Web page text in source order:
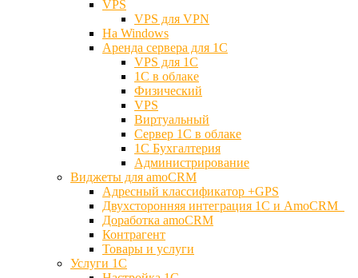
VPS
VPS для VPN
На Windows
Аренда сервера для 1С
VPS для 1С
1С в облаке
Физический
VPS
Виртуальный
Сервер 1С в облаке
1С Бухгалтерия
Администрирование
Виджеты для amoCRM
Адресный классификатор +GPS
Двухсторонняя интеграция 1С и AmoCRM
Доработка amoCRM
Контрагент
Товары и услуги
Услуги 1С